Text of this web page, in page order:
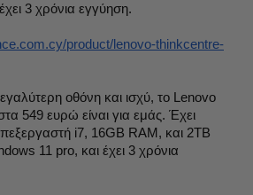
3 χρόνια εγγύηση.
product/lenovo-thinkcentre-
οθόνη και ισχύ, το Lenovo
549 ευρώ είναι για εμάς. Έχει
i7, 16GB RAM, και 2ΤΒ
11 pro, και έχει 3 χρόνια